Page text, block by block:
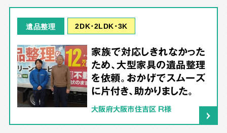
遺品整理 2DK･2LDK･3K
家族で対応しきれなかった
ため、大型家具の遺品整理
を依頼。おかげでスムーズ
に片付き、助かりました。
大阪府大阪市住吉区 R様